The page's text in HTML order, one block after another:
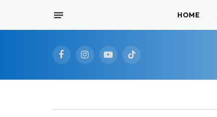
HOME
FacebookInstagramYouTubeTikTok